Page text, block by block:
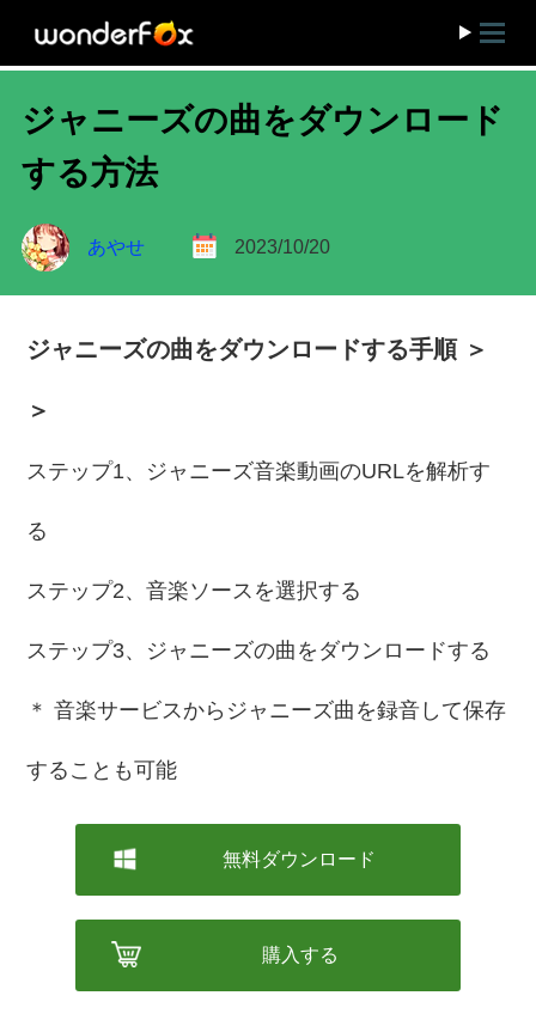
ジャニーズの曲をダウンロード
する方法
あやせ 2023/10/20
ジャニーズの曲をダウンロードする手順 ＞
＞
ステップ1、ジャニーズ音楽動画のURLを解析す
る
ステップ2、音楽ソースを選択する
ステップ3、ジャニーズの曲をダウンロードする
＊ 音楽サービスからジャニーズ曲を録音して保存
することも可能
無料ダウンロード
購入する